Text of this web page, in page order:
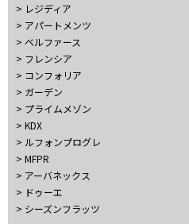
> レジディア
> アパートメンツ
> ベルファース
> フレンシア
> コンフォリア
> ガーデン
> プライムメゾン
> KDX
> ルフォンプログレ
> MFPR
> アーバネックス
> ドゥーエ
> シーズンフラッツ
当社限定物件
専任物件
三井の賃貸物件
申込無し物件のみ表示
ペット可・相談
楽器可・相談
入居可能日